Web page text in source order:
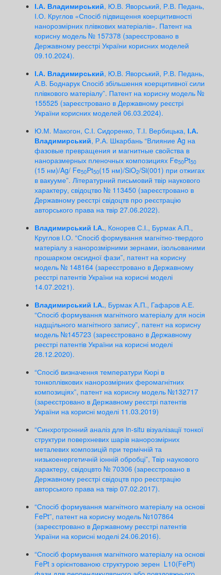
І.А. Владимирський, Ю.В. Яворський, Р.В. Педань,
І.О. Круглов «Спосіб підвищення коерцитивності
нанорозмірних плівкових матеріалів». Патент на
корисну модель № 157378 (зареєстровано в
Державному реєстрі України корисних моделей
09.10.2024).
І.А. Владимирський, Ю.В. Яворський, Р.В. Педань,
А.В. Боднарук Спосіб збільшення коерцитивної сили
плівкового матеріалу”. Патент на корисну модель №
155525 (зареєстровано в Державному реєстрі
України корисних моделей 06.03.2024).
Ю.М. Макогон, С.І. Сидоренко, Т.І. Вербицька, І.А.
Владимирський, Р.А. Шкарбань “Влияние Ag на
фазовые превращения и магнитные свойства в
наноразмерных пленочных композициях Fe50Pt50
(15 нм)/Ag/ Fe50Pt50(15 нм)/SiO2/Si(001) при отжигах
в вакууме”. Літературний письмовий твір наукового
характеру, свідоцтво № 113450 (зареєстровано в
Державному реєстрі свідоцтв про реєстрацію
авторського права на твір 27.06.2022).
Владимирський І.А., Конорев С.І., Бурмак А.П.,
Круглов І.О. “Спосіб формування магнітно-твердого
матеріалу з нанорозмірними зернами, ізольованими
прошарком оксидної фази”, патент на корисну
модель № 148164 (зареєстровано в Державному
реєстрі патентів України на корисні моделі
14.07.2021).
Владимирський І.А., Бурмак А.П., Гафаров А.Е.
“Спосіб формування магнітного матеріалу для носія
надщільного магнітного запису”, патент на корисну
модель №145723 (зареєстровано в Державному
реєстрі патентів України на корисні моделі
28.12.2020).
“Спосіб визначення температури Кюрі в
тонкоплівкових нанорозмірних феромагнітних
композиціях”, патент на корисну модель №132717
(зареєстровано в Державному реєстрі патентів
України на корисні моделі 11.03.2019)
“Синхротронний аналіз для in-situ візуалізації тонкої
структури поверхневих шарів нанорозмірних
металевих композицій при термічній та
низькоенергетичній іонній обробці”, Твір наукового
характеру, свідоцвто № 70306 (зареєстровано в
Державному реєстрі свідоцтв про реєстрацію
авторського права на твір 07.02.2017).
“Спосіб формування магнітного матеріалу на основі
FePt”, патент на корисну модель №107864
(зареєстровано в Державному реєстрі патентів
України на корисні моделі 24.06.2016).
“Спосіб формування магнітного матеріалу на основі
FePt з орієнтованою структурою зерен L10(FePt)